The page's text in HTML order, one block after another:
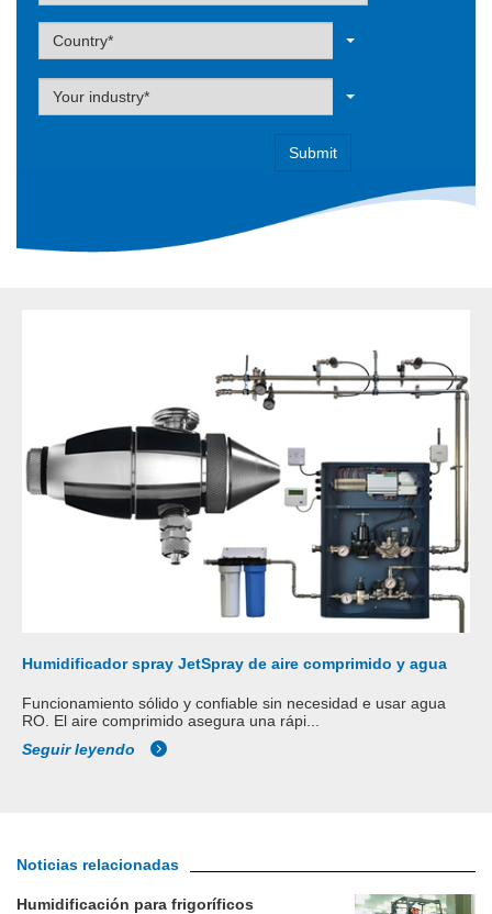
Label
Country*
Label
Your industry*
Humidificador spray JetSpray de aire comprimido y agua
Funcionamiento sólido y confiable sin necesidad e usar agua
RO. El aire comprimido asegura una rápi...
Seguir leyendo
Noticias relacionadas
Humidificación para frigoríficos